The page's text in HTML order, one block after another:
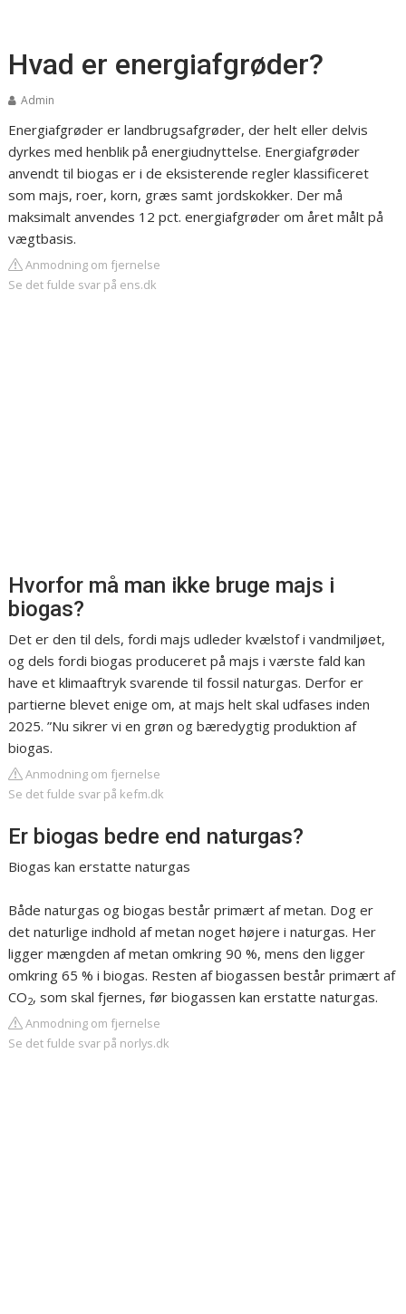
Hvad er energiafgrøder?
Admin
Energiafgrøder er landbrugsafgrøder, der helt eller delvis
dyrkes med henblik på energiudnyttelse. Energiafgrøder
anvendt til biogas er i de eksisterende regler klassificeret
som majs, roer, korn, græs samt jordskokker. Der må
maksimalt anvendes 12 pct. energiafgrøder om året målt på
vægtbasis.
Anmodning om fjernelse
Se det fulde svar på ens.dk
Hvorfor må man ikke bruge majs i
biogas?
Det er den til dels, fordi majs udleder kvælstof i vandmiljøet,
og dels fordi biogas produceret på majs i værste fald kan
have et klimaaftryk svarende til fossil naturgas. Derfor er
partierne blevet enige om, at majs helt skal udfases inden
2025. ”Nu sikrer vi en grøn og bæredygtig produktion af
biogas.
Anmodning om fjernelse
Se det fulde svar på kefm.dk
Er biogas bedre end naturgas?
Biogas kan erstatte naturgas
Både naturgas og biogas består primært af metan. Dog er
det naturlige indhold af metan noget højere i naturgas. Her
ligger mængden af metan omkring 90 %, mens den ligger
omkring 65 % i biogas. Resten af biogassen består primært af
CO2, som skal fjernes, før biogassen kan erstatte naturgas.
Anmodning om fjernelse
Se det fulde svar på norlys.dk